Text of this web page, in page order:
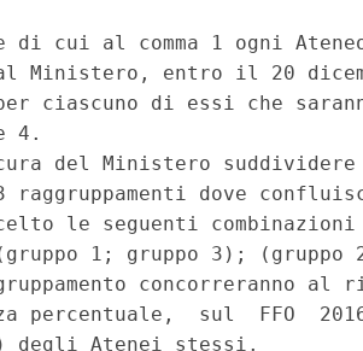
di cui al comma 1 ogni
al Ministero, entro il 20
ciascuno di essi che
4.
del Ministero
raggruppamenti dove
le seguenti
1; gruppo 3);
concorreranno
percentuale,  sul  FFO
degli Atenei stessi.